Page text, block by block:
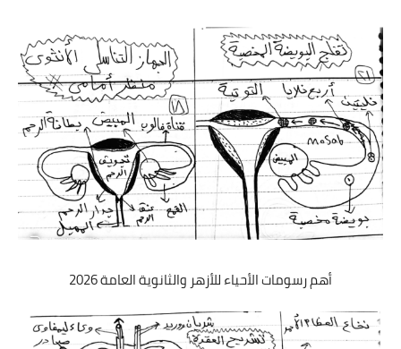
أهم رسومات الأحياء للأزهر والثانوية العامة 2026